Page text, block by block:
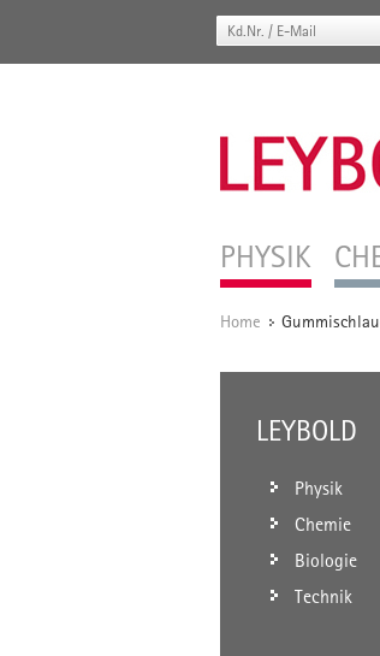
PHYSIK
Home /
LEYBOLD
Physik
Chemie
Biologie
Technik